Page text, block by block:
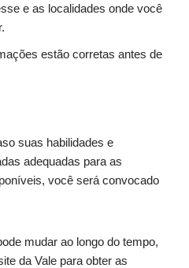
e as localidades onde você
estão corretas antes de
suas habilidades e
adequadas para as
você será convocado
mudar ao longo do tempo,
da Vale para obter as